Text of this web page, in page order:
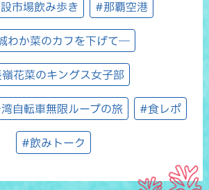
市場飲み歩き #那覇空港
わか菜のカフを下げて―
花菜のキングス女子部
自転車無限ループの旅 #食レポ
#飲みトーク